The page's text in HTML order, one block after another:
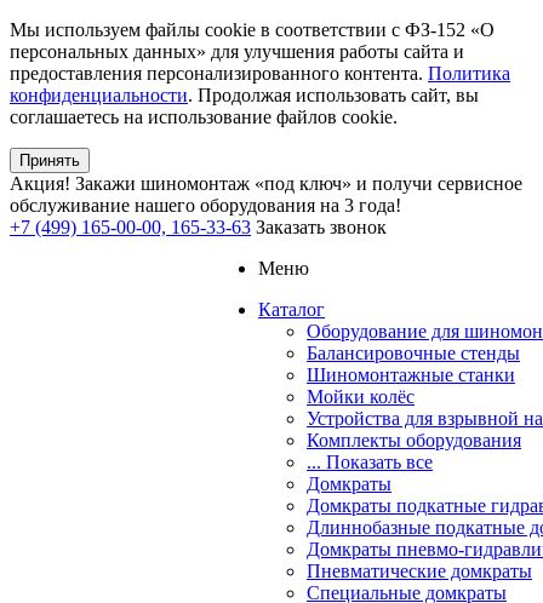
Мы используем файлы cookie в соответствии с ФЗ-152 «О
персональных данных» для улучшения работы сайта и
предоставления персонализированного контента. Политика
конфиденциальности. Продолжая использовать сайт, вы
соглашаетесь на использование файлов cookie.
Принять
Акция! Закажи шиномонтаж «под ключ» и получи сервисное
обслуживание нашего оборудования на 3 года!
+7 (499) 165-00-00, 165-33-63 Заказать звонок
Меню
Каталог
Оборудование для
Балансировочные стенды
Шиномонтажные станки
Мойки колёс
Устройства для взрывной
Комплекты оборудования
... Показать все
Домкраты
Домкраты подкатные
Длиннобазные подкатные
Домкраты пневмо-
Пневматические домкраты
Специальные домкраты